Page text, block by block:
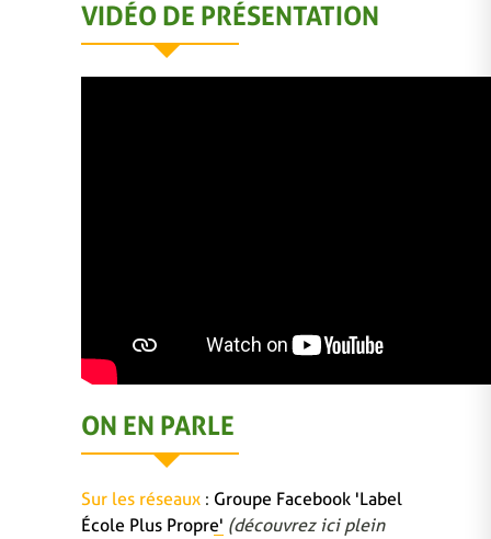
VIDÉO DE PRÉSENTATION
ON EN PARLE
Sur les réseaux : Groupe Facebook 'Label
École Plus Propre' (découvrez ici plein